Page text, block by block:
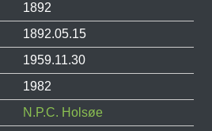
1892
1892.05.15
1959.11.30
1982
N.P.C. Holsøe